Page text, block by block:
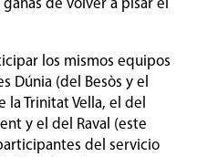
de volver a pisar el
los mismos equipos
Dúnia (del Besòs y el
Trinitat Vella, el del
y el del Raval (este
del servicio